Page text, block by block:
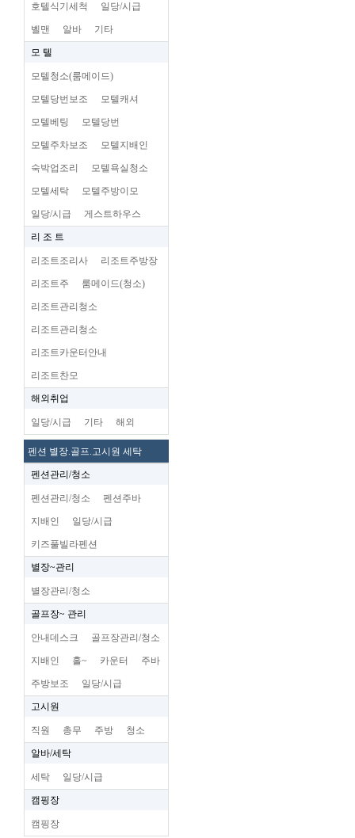
호텔식기세척 일당/시급
벨맨 알바 기타
모 텔
모텔청소(룸메이드)
모텔당번보조 모텔캐셔
모텔베팅 모텔당번
모텔주차보조 모텔지배인
숙박업조리 모텔욕실청소
모텔세탁 모텔주방이모
일당/시급 게스트하우스
리 조 트
리조트조리사 리조트주방장
리조트주 룸메이드(청소)
리조트관리청소
리조트관리청소
리조트카운터안내
리조트찬모
해외취업
일당/시급 기타 해외
펜션 별장.골프.고시원 세탁
펜션관리/청소
펜션관리/청소 펜션주바
지배인 일당/시급
키즈풀빌라펜션
별장~관리
별장관리/청소
골프장~ 관리
안내데스크 골프장관리/청소
지배인 홀~ 카운터 주바
주방보조 일당/시급
고시원
직원 총무 주방 청소
알바/세탁
세탁 일당/시급
캠핑장
캠핑장